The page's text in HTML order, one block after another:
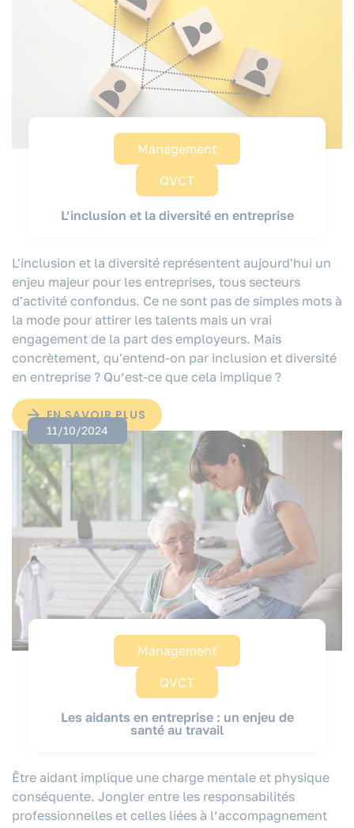
Management
QVCT
L’inclusion et la diversité en entreprise
L'inclusion et la diversité représentent aujourd'hui un
enjeu majeur pour les entreprises, tous secteurs
d'activité confondus. Ce ne sont pas de simples mots à
la mode pour attirer les talents mais un vrai
engagement de la part des employeurs. Mais
concrètement, qu'entend-on par inclusion et diversité
en entreprise ? Qu’est-ce que cela implique ?
EN SAVOIR PLUS
11/10/2024
Management
QVCT
Les aidants en entreprise : un enjeu de
santé au travail
Être aidant implique une charge mentale et physique
conséquente. Jongler entre les responsabilités
professionnelles et celles liées à l’accompagnement